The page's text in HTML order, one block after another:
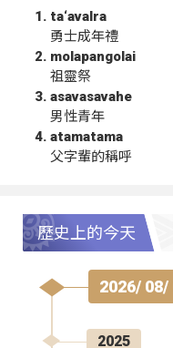
ta‘avalra
勇士成年禮
molapangolai
祖靈祭
asavasavahe
男性青年
atamatama
父字輩的稱呼
歷史上的今天
2026/ 08/
2025